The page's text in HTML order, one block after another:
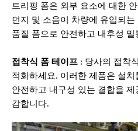
트리핑 폼은 외부 요소에 대한
먼지 및 소음이 차량에 유입되
품질 폼으로 안전하고 내후성 밀
접착식 폼 테이프 : 당사의 접착
적화하세요. 이러한 제품은 설치
안전하고 내구성 있는 결합을
감합니다.